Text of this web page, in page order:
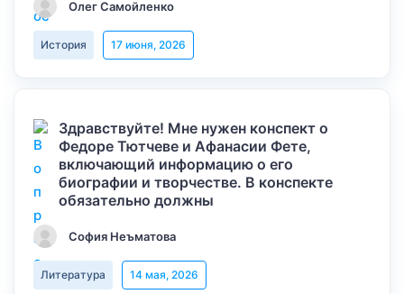
Олег Самойленко
История 17 июня, 2026
Здравствуйте! Мне нужен конспект о
Федоре Тютчеве и Афанасии Фете,
включающий информацию о его
биографии и творчестве. В конспекте
обязательно должны
София Неъматова
Литература 14 мая, 2026